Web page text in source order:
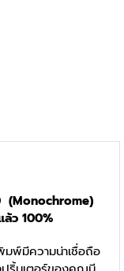
(Monochrome)
ล้ว 100%
พ์มีความน่าเชื่อถือ